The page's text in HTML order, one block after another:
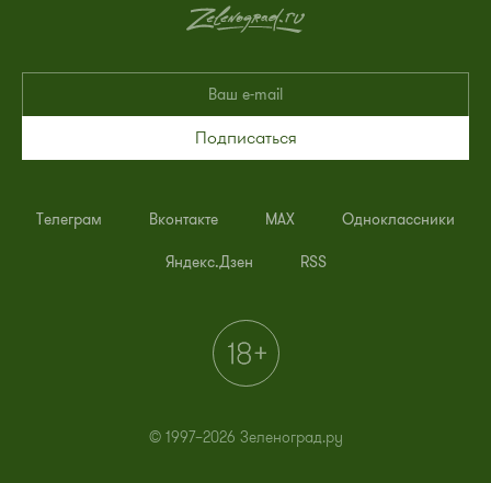
Подписаться
Телеграм Вконтакте MAX Одноклассники
Яндекс.Дзен RSS
© 1997–2026 Зеленоград.ру